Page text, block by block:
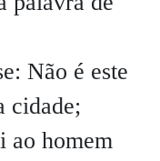
Não é este
cidade;
ao homem